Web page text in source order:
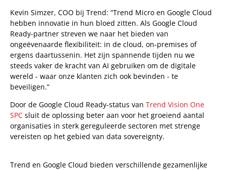
Kevin Simzer, COO bij Trend: “Trend Micro en Google Cloud
hebben innovatie in hun bloed zitten. Als Google Cloud
Ready-partner streven we naar het bieden van
ongeëvenaarde flexibiliteit: in de cloud, on-premises of
ergens daartussenin. Het zijn spannende tijden nu we
steeds vaker de kracht van AI gebruiken om de digitale
wereld - waar onze klanten zich ook bevinden - te
beveiligen.”
Door de Google Cloud Ready-status van Trend Vision One
SPC sluit de oplossing beter aan voor het groeiend aantal
organisaties in sterk gereguleerde sectoren met strenge
vereisten op het gebied van data sovereignty.
Trend en Google Cloud bieden verschillende gezamenlijke